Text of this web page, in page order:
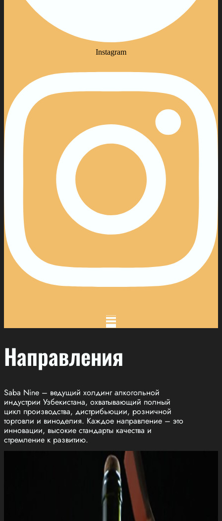
Instagram
Направления
Saba Nine – ведущий холдинг алкогольной
индустрии Узбекистана, охватывающий полный
цикл производства, дистрибьюции, розничной
торговли и виноделия. Каждое направление – это
инновации, высокие стандарты качества и
стремление к развитию.